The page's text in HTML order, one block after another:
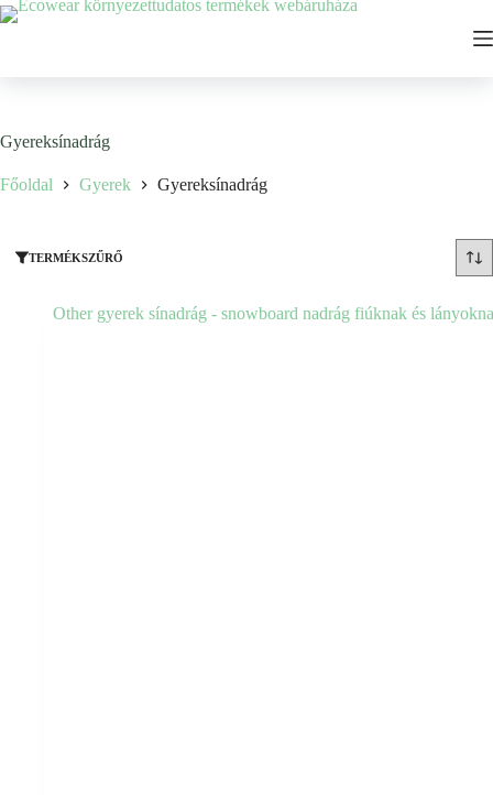
Ugrás
a
Gyereksínadrág
Főoldal Gyerek Gyereksínadrág
TERMÉKSZŰRŐ